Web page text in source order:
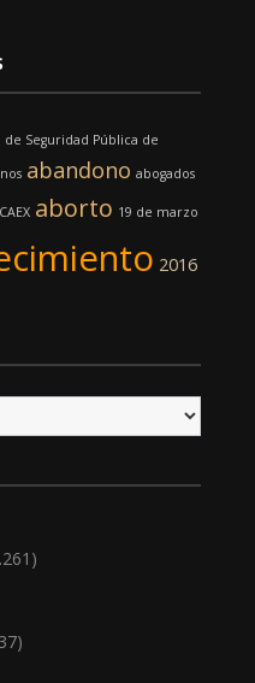
de Seguridad Pública de
abandono abogados
aborto 19 de marzo
2016